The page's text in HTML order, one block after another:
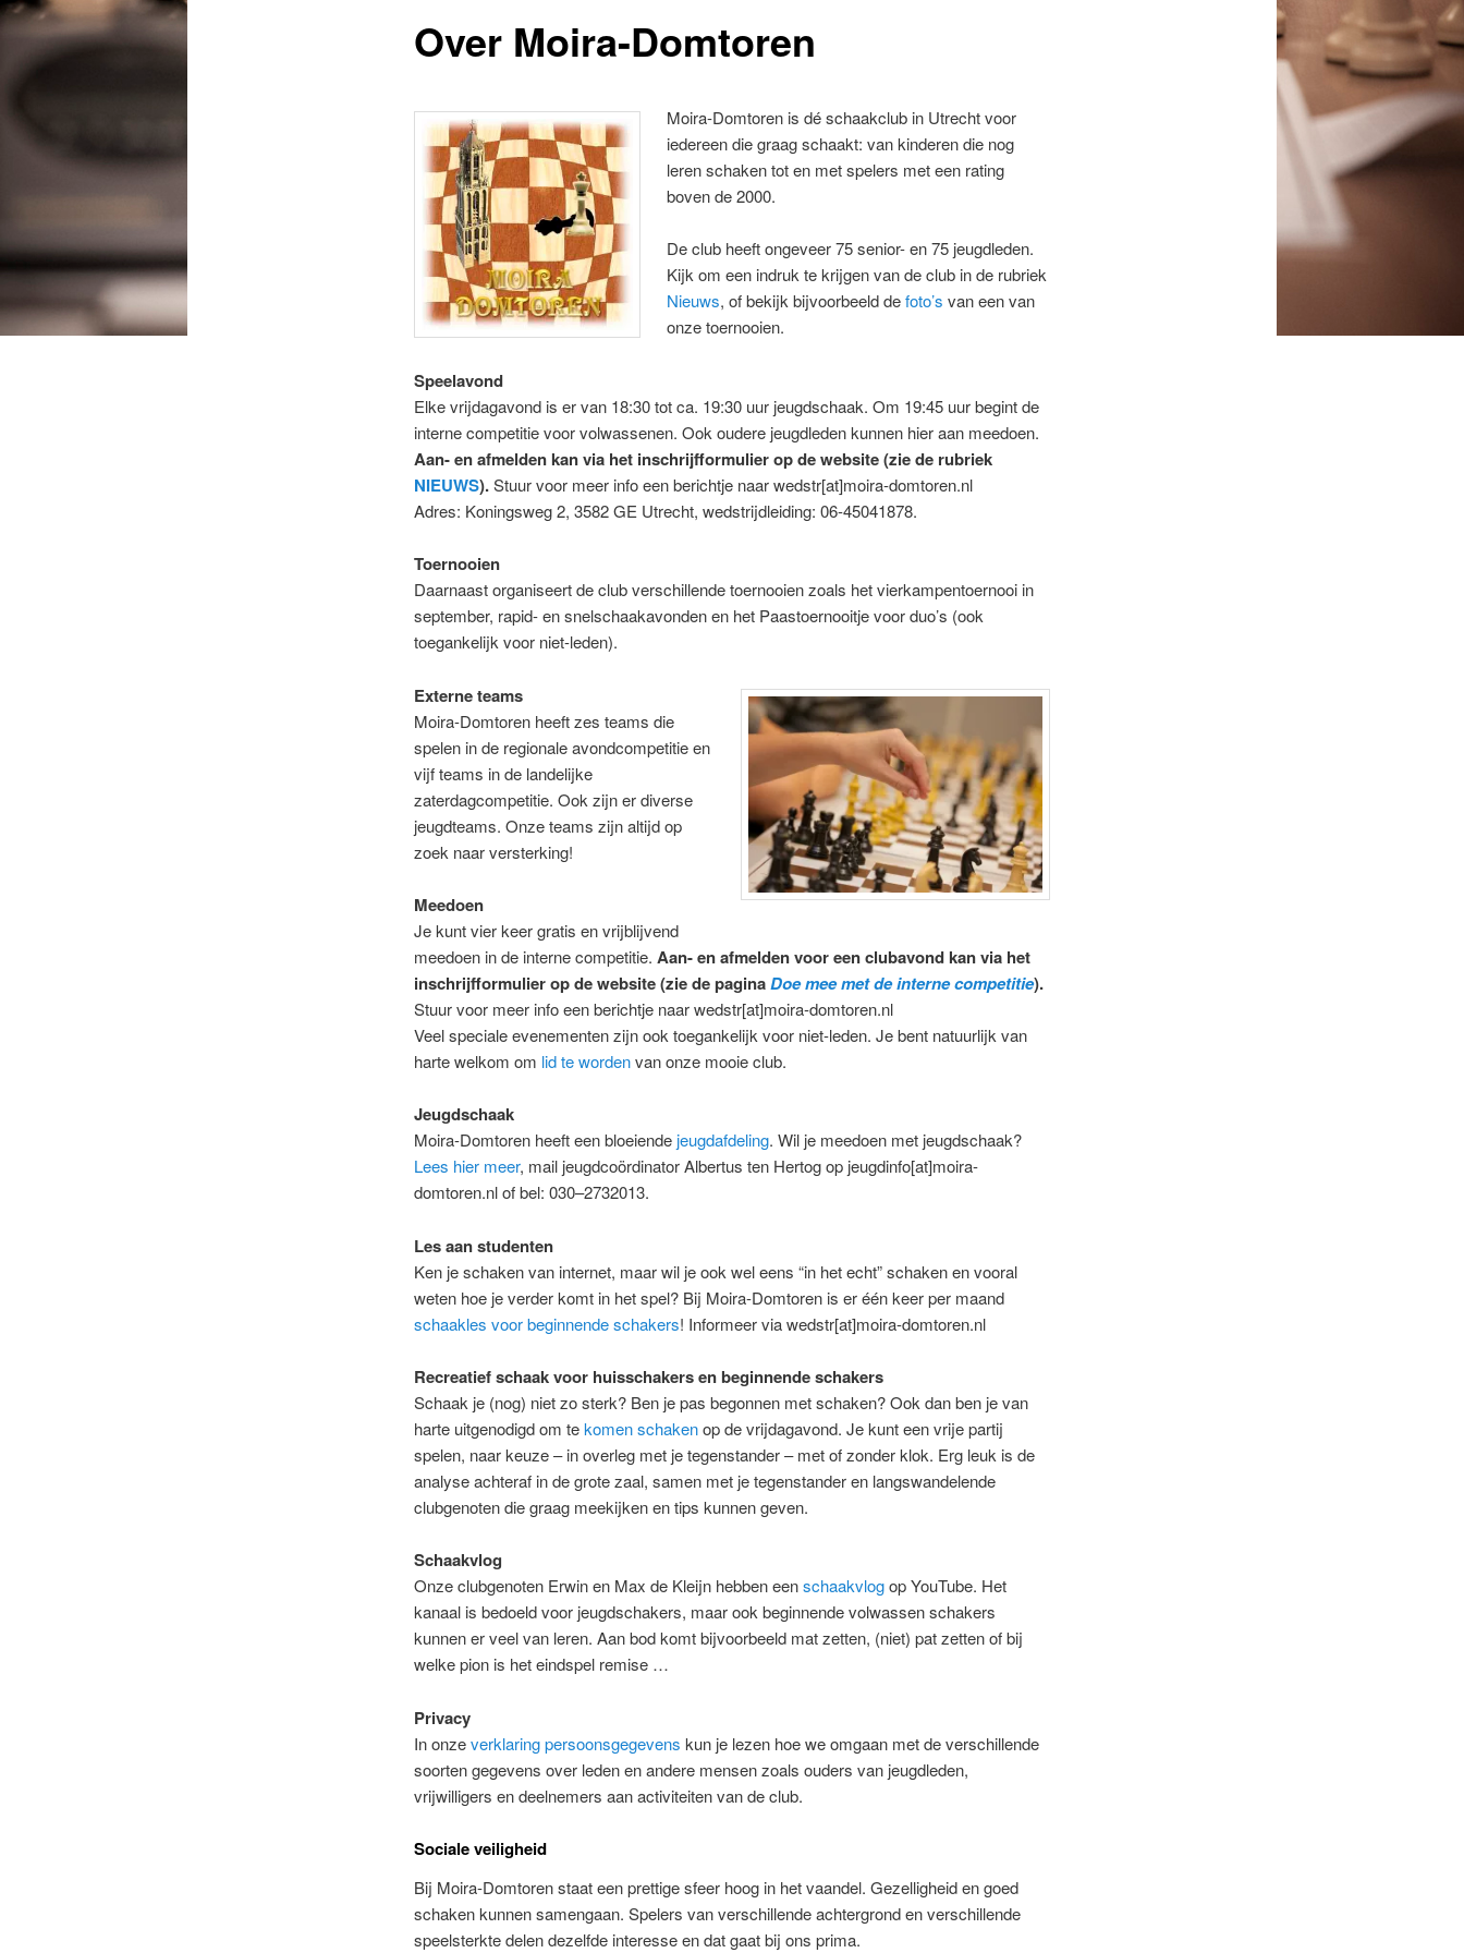
Over Moira-Domtoren
Moira-Domtoren is dé schaakclub in Utrecht voor
iedereen die graag schaakt: van kinderen die nog
leren schaken tot en met spelers met een rating
boven de 2000.
De club heeft ongeveer 75 senior- en 75 jeugdleden.
Kijk om een indruk te krijgen van de club in de rubriek
Nieuws, of bekijk bijvoorbeeld defoto’s van een van
onze toernooien.
Speelavond
Elke vrijdagavond is er van 18:30 tot ca. 19:30 uur jeugdschaak. Om 19:45 uur begint de
interne competitie voor volwassenen. Ook oudere jeugdleden kunnen hier aan meedoen.
Aan- en afmelden kan via het inschrijfformulier op de website (zie de rubriek
NIEUWS).Stuur voor meer info een berichtje naar wedstr[at]moira-domtoren.nl
Adres: Koningsweg 2, 3582 GE Utrecht, wedstrijdleiding: 06-45041878.
Toernooien
Daarnaast organiseert de club verschillende toernooien zoals het vierkampentoernooi in
september, rapid- en snelschaakavonden en het Paastoernooitje voor duo’s (ook
toegankelijk voor niet-leden).
Externe teams
Moira-Domtoren heeft zes teams die
spelen in de regionale avondcompetitie en
vijf teams in de landelijke
zaterdagcompetitie. Ook zijn er diverse
jeugdteams. Onze teams zijn altijd op
zoek naar versterking!
Meedoen
Je kunt vier keer gratis en vrijblijvend
meedoen in de interne competitie. Aan- en afmelden voor een clubavond kan via het
inschrijfformulier op de website (zie de paginaDoe mee met de interne competitie).
Stuur voor meer info een berichtje naar wedstr[at]moira-domtoren.nl
Veel speciale evenementen zijn ook toegankelijk voor niet-leden. Je bent natuurlijk van
harte welkom om lid te wordenvan onze mooie club.
Jeugdschaak
Moira-Domtoren heeft een bloeiendejeugdafdeling. Wil je meedoen met jeugdschaak?
Lees hier meer, mail jeugdcoördinator Albertus ten Hertog op jeugdinfo[at]moira-
domtoren.nl of bel: 030–2732013.
Les aan studenten
Ken je schaken van internet, maar wil je ook wel eens “in het echt” schaken en vooral
weten hoe je verder komt in het spel? Bij Moira-Domtoren is er één keer per maand
schaakles voor beginnende schakers! Informeer via wedstr[at]moira-domtoren.nl
Recreatief schaak voor huisschakers en beginnende schakers
Schaak je (nog) niet zo sterk? Ben je pas begonnen met schaken? Ook dan ben je van
harte uitgenodigd om tekomen schakenop de vrijdagavond. Je kunt een vrije partij
spelen, naar keuze – in overleg met je tegenstander – met of zonder klok. Erg leuk is de
analyse achteraf in de grote zaal, samen met je tegenstander en langswandelende
clubgenoten die graag meekijken en tips kunnen geven.
Schaakvlog
Onze clubgenoten Erwin en Max de Kleijn hebben eenschaakvlogop YouTube. Het
kanaal is bedoeld voor jeugdschakers, maar ook beginnende volwassen schakers
kunnen er veel van leren. Aan bod komt bijvoorbeeld mat zetten, (niet) pat zetten of bij
welke pion is het eindspel remise …
Privacy
In onzeverklaring persoonsgegevens kun je lezen hoe we omgaan met de verschillende
soorten gegevens over leden en andere mensen zoals ouders van jeugdleden,
vrijwilligers en deelnemers aan activiteiten van de club.
Sociale veiligheid
Bij Moira-Domtoren staat een prettige sfeer hoog in het vaandel. Gezelligheid en goed
schaken kunnen samengaan. Spelers van verschillende achtergrond en verschillende
speelsterkte delen dezelfde interesse en dat gaat bij ons prima.